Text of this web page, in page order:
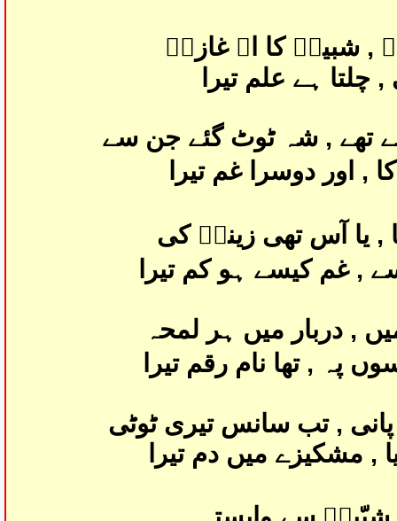
, شبیرؑ کا اے غازیؑ
چلتا ہے علم تیرا
تھے , شہ ٹوٹ گئے جن سے
, اور دوسرا غم تیرا
, یا آس تھی زینبؑ کی
, غم کیسے ہو کم تیرا
, دربار میں ہر لمحہ
پہ , تھا نام رقم تیرا
, تب سانس تیری ٹوٹی
, مشکیزے میں دم تیرا